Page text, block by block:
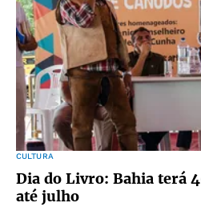
CULTURA
Dia do Livro: Bahia terá
até julho